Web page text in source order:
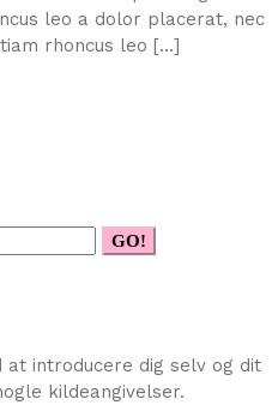
leo a dolor placerat, nec
rhoncus leo […]
GO!
introducere dig selv og dit
kildeangivelser.